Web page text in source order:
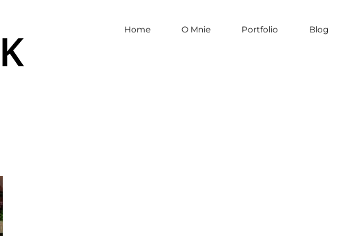
Home O Mnie Portfolio Blog